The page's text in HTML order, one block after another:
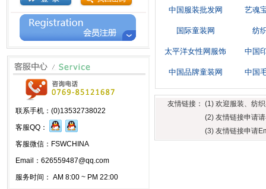
联系手机：(0)13532738022
客服QQ：
客服微信：FSWCHINA
Email：626559487@qq.com
服务时间： AM 8:00 ~ PM 22:00
中国服装批发网 艺魂
国际童装网 纺
太平洋女性网服饰 中国
中国品牌童装网 中国
友情链接： (1) 欢迎服装、纺
(2) 友情链接申请
(3) 友情链接申请